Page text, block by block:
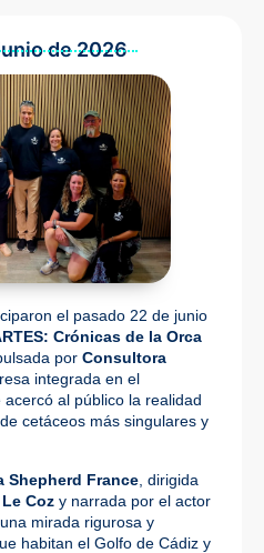
de 2026
el pasado 22 de junio
Crónicas de la Orca
por Consultora
integrada en el
al público la realidad
cetáceos más singulares y
Shepherd France , dirigida
Coz y narrada por el actor
una mirada rigurosa y
habitan el Golfo de Cádiz y